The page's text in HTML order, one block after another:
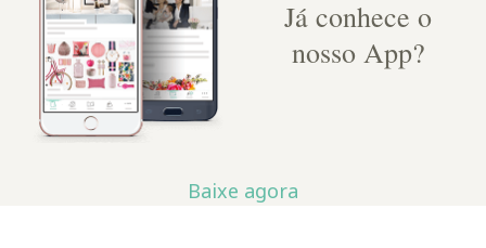
Já conhece o
nosso App?
Baixe agora